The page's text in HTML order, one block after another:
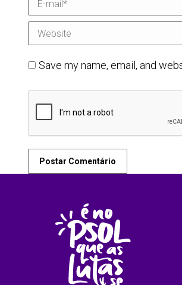
Website
Save my name, email, and
Postar Comentário